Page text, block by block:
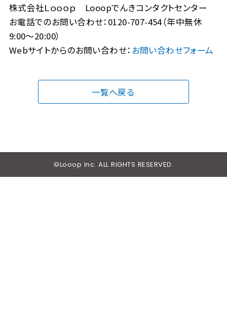
株式会社Ｌｏｏｏｐ Looopでんきコンタクトセンター
お電話でのお問い合わせ：0120-707-454（年中無休
9:00～20:00）
Webサイトからのお問い合わせ： お問い合わせフォーム
一覧へ戻る
©Looop Inc. ALL RIGHTS RESERVED.